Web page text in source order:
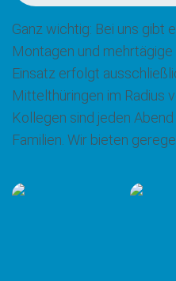
Ganz wichtig: Bei uns gibt
Montagen und
Einsatz erfolgt
Mittelthüringen im Radius
Kollegen sind jeden
Familien. Wir bieten